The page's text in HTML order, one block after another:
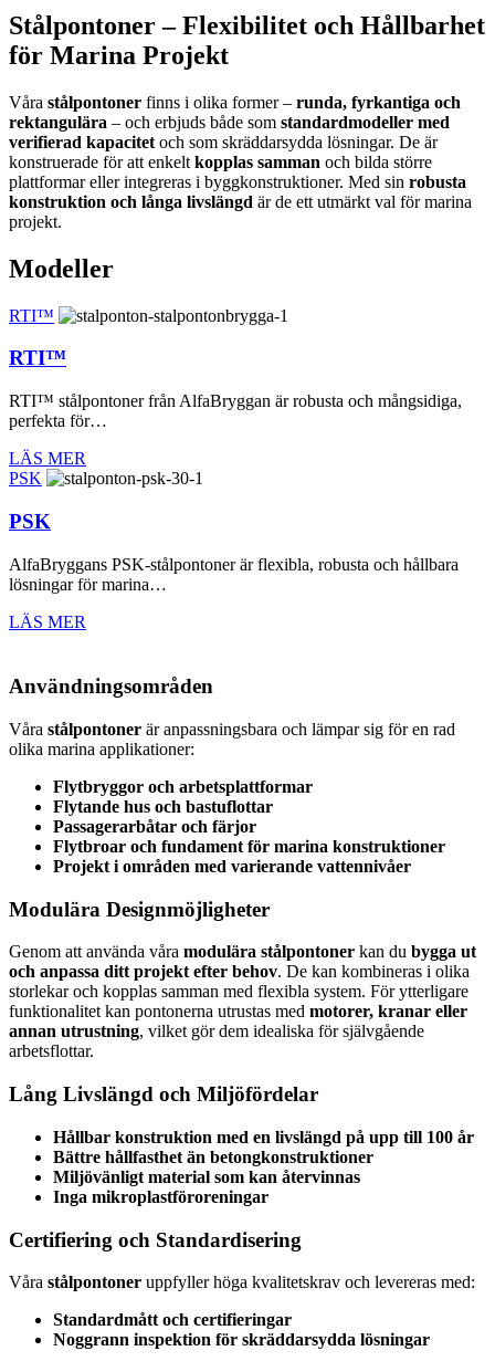
Stålpontoner – Flexibilitet och Hållbarhet
för Marina Projekt
Våra stålpontoner finns i olika former – runda, fyrkantiga och
rektangulära – och erbjuds både som standardmodeller med
verifierad kapacitet och som skräddarsydda lösningar. De är
konstruerade för att enkelt kopplas samman och bilda större
plattformar eller integreras i byggkonstruktioner. Med sin robusta
konstruktion och långa livslängd är de ett utmärkt val för marina
projekt.
Modeller
RTI™
RTI™
RTI™ stålpontoner från AlfaBryggan är robusta och mångsidiga,
perfekta för…
LÄS MER
PSK
PSK
AlfaBryggans PSK-stålpontoner är flexibla, robusta och hållbara
lösningar för marina…
LÄS MER
Användningsområden
Våra stålpontoner är anpassningsbara och lämpar sig för en rad
olika marina applikationer:
Flytbryggor och arbetsplattformar
Flytande hus och bastuflottar
Passagerarbåtar och färjor
Flytbroar och fundament för marina konstruktioner
Projekt i områden med varierande vattennivåer
Modulära Designmöjligheter
Genom att använda våra modulära stålpontoner kan du bygga ut
och anpassa ditt projekt efter behov. De kan kombineras i olika
storlekar och kopplas samman med flexibla system. För ytterligare
funktionalitet kan pontonerna utrustas med motorer, kranar eller
annan utrustning, vilket gör dem idealiska för självgående
arbetsflottar.
Lång Livslängd och Miljöfördelar
Hållbar konstruktion med en livslängd på upp till 100 år
Bättre hållfasthet än betongkonstruktioner
Miljövänligt material som kan återvinnas
Inga mikroplastföroreningar
Certifiering och Standardisering
Våra stålpontoner uppfyller höga kvalitetskrav och levereras med:
Standardmått och certifieringar
Noggrann inspektion för skräddarsydda lösningar